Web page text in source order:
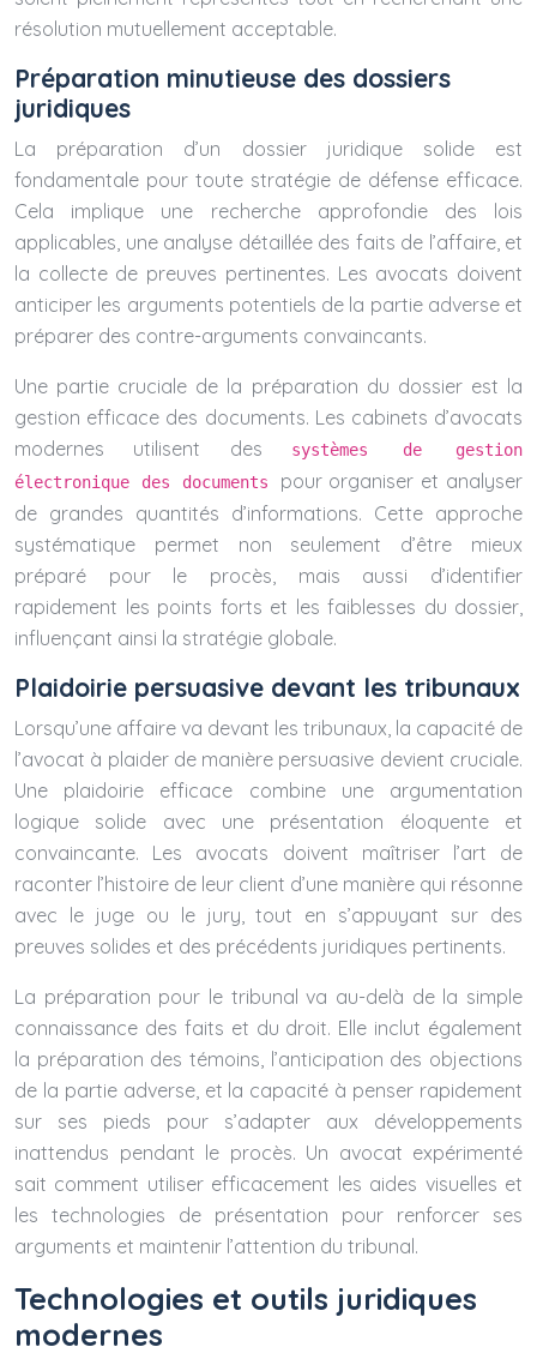
résolution mutuellement acceptable.
Préparation minutieuse des dossiers
juridiques
La préparation d’un dossier juridique solide est
fondamentale pour toute stratégie de défense efficace.
Cela implique une recherche approfondie des lois
applicables, une analyse détaillée des faits de l’affaire, et
la collecte de preuves pertinentes. Les avocats doivent
anticiper les arguments potentiels de la partie adverse et
préparer des contre-arguments convaincants.
Une partie cruciale de la préparation du dossier est la
gestion efficace des documents. Les cabinets d’avocats
modernes utilisent des
systèmes de gestion
électronique des documents pour organiser et analyser
de grandes quantités d’informations. Cette approche
systématique permet non seulement d’être mieux
préparé pour le procès, mais aussi d’identifier
rapidement les points forts et les faiblesses du dossier,
influençant ainsi la stratégie globale.
Plaidoirie persuasive devant les tribunaux
Lorsqu’une affaire va devant les tribunaux, la capacité de
l’avocat à plaider de manière persuasive devient cruciale.
Une plaidoirie efficace combine une argumentation
logique solide avec une présentation éloquente et
convaincante. Les avocats doivent maîtriser l’art de
raconter l’histoire de leur client d’une manière qui résonne
avec le juge ou le jury, tout en s’appuyant sur des
preuves solides et des précédents juridiques pertinents.
La préparation pour le tribunal va au-delà de la simple
connaissance des faits et du droit. Elle inclut également
la préparation des témoins, l’anticipation des objections
de la partie adverse, et la capacité à penser rapidement
sur ses pieds pour s’adapter aux développements
inattendus pendant le procès. Un avocat expérimenté
sait comment utiliser efficacement les aides visuelles et
les technologies de présentation pour renforcer ses
arguments et maintenir l’attention du tribunal.
Technologies et outils juridiques
modernes